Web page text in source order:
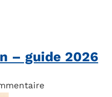
– guide 2026